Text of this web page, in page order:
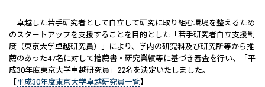
卓越した若手研究者として自立して研究に取り組む環境を整えるため
のスタートアップを支援することを目的とした「若手研究者自立支援制
度（東京大学卓越研究員）」により、学内の研究科及び研究所等から推
薦のあった47名に対して推薦書・研究業績等に基づき審査を行い、「平
成30年度東京大学卓越研究員」22名を決定いたしました。
【平成30年度東京大学卓越研究員一覧】